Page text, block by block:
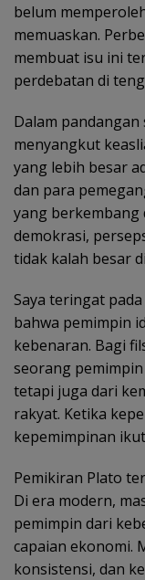
belum
memuaskan.
membuat isu ini
perdebatan di
Dalam
menyangkut
yang lebih besar
dan para
yang berkembang
demokrasi,
tidak kalah besar
Saya teringat
bahwa pemimpin
kebenaran. Bagi
seorang
tetapi juga dari
rakyat. Ketika
kepemimpinan
Pemikiran Plato
Di era modern,
pemimpin dari
capaian ekonomi.
konsistensi, dan